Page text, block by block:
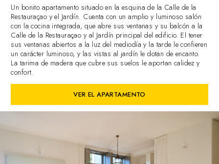
Un bonito apartamento situado en la esquina de la Calle de la
Restauraçao y el Jardín. Cuenta con un amplio y luminoso salón
con la cocina integrada, que abre sus ventanas y su balcón a la
Calle de la Restauraçao y al Jardín principal del edificio. El tener
sus ventanas abiertos a la luz del mediodía y la tarde le confieren
un carácter luminoso, y las vistas al jardín le dotan de encanto.
La tarima de madera que cubre sus suelos le aportan calidez y
confort.
VER EL APARTAMENTO